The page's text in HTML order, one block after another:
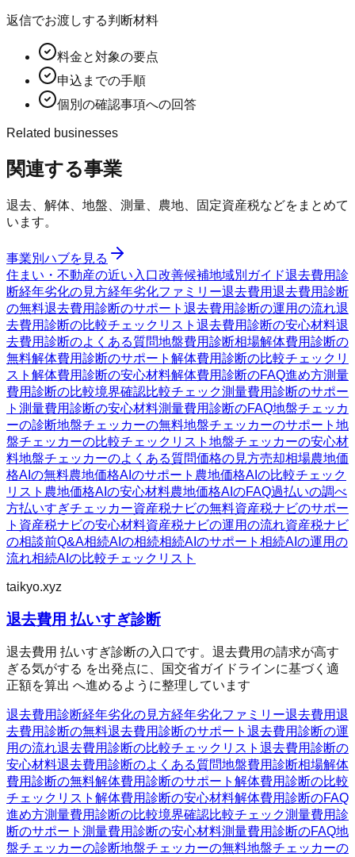
返信でお渡しする判断材料
料金と対象の要点
申込までの手順
個別の確認事項への回答
Related businesses
関連する事業
退去、解体、地盤、測量、農地、固定資産税などをまとめて
います。
事業別ハブを見る
住まい・不動産の近い入口改善候補地域別ガイド退去費用診
断経年劣化の見方経年劣化ファミリー退去費用退去費用診断
の無料退去費用診断のサポート 退去費用診断の運用の流れ退
去費用診断の比較チェックリスト 退去費用診断の安心材料退
去費用診断のよくある質問地盤費用診断相場解体費用診断の
無料解体費用診断のサポート 解体費用診断の比較チェックリ
スト 解体費用診断の安心材料解体費用診断のFAQ進め方測量
費用診断の比較境界確認比較チェック測量費用診断のサポー
ト 測量費用診断の安心材料測量費用診断のFAQ地盤チェッカ
ーの診断地盤チェッカーの無料地盤チェッカーのサポート 地
盤チェッカーの比較チェックリスト 地盤チェッカーの安心材
料地盤チェッカーのよくある質問価格の見方売却相場農地価
格AIの無料農地価格AIのサポート 農地価格AIの比較チェック
リスト 農地価格AIの安心材料農地価格AIのFAQ過払いの調べ
方払いすぎチェッカー資産税ナビの無料資産税ナビのサポー
ト 資産税ナビの安心材料資産税ナビの運用の流れ資産税ナビ
の相談前Q&A相続AIの相続相続AIのサポート 相続AIの運用の
流れ相続AIの比較チェックリスト
taikyo.xyz
退去費用 払いすぎ診断
退去費用 払いすぎ診断の入口です。退去費用の請求が高す
ぎる気がする を出発点に、国交省ガイドラインに基づく適
正額を算出 へ進めるように整理しています
退去費用診断経年劣化の見方経年劣化ファミリー退去費用退
去費用診断の無料退去費用診断のサポート 退去費用診断の運
用の流れ退去費用診断の比較チェックリスト 退去費用診断の
安心材料退去費用診断のよくある質問地盤費用診断相場解体
費用診断の無料解体費用診断のサポート 解体費用診断の比較
チェックリスト 解体費用診断の安心材料解体費用診断のFAQ
進め方測量費用診断の比較境界確認比較チェック測量費用診
断のサポート 測量費用診断の安心材料測量費用診断のFAQ地
盤チェッカーの診断地盤チェッカーの無料地盤チェッカーの